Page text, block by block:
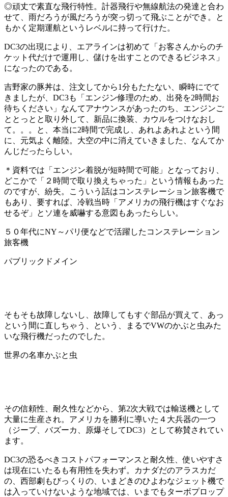
◎頑丈で素直な飛行特性。計器飛行や無線航法の発達と合わ
せて、雨だろうが風だろうが突っ切って飛ぶことができ。と
もかく定期運航というレベルに持って行けた。
DC3の出現により、エアラインは初めて「お客さんからのチ
ケット代だけで運用し、儲けを出すことのできるビジネス」
になったのである。
吉野家の豚丼は、注文してから1分もたたない、瞬時にでて
きましたが、DC3も「エンジン修理のため、出発を2時間お
待ちください」なんてアナウンスがあったのち、エンジンご
ととっとと取り外して、新品に換装、カウルをつけなおし
て。。。と、本当に2時間で完成し、あれよあれよという間
に、元気よく離陸。大空の中に消えていきました、なんてか
んじだったらしい。
＊資料では「エンジン着脱が短時間で可能」となっており、
どこかで「２時間で取り換えちゃった」という情報もあった
のですが、紛失。こういう話はコンステレーション旅客機で
もあり、要すれば、冷戦当時「アメリカの飛行機はすぐなお
せるぞ」とソ連を威嚇する意図もあったらしい。
５０年代にNY～パリ便などで活躍したコンステレーション
旅客機
パブリックドメイン
そもそも故障しないし、故障してもすぐ部品が買えて、あっ
という間に直しちゃう、という、まるでVWのかぶと虫みた
いな飛行機だったのでした。
世界の名車かぶと虫
その信頼性、耐久性などから、第2次大戦では輸送機として
大量に生産され。アメリカを勝利に導いた４大兵器の一つ
（ジープ、バズーカ、原爆そしてDC3）として称賛されてい
ます。
DC3の恐るべきコストパフォーマンスと耐久性、使いやすさ
は現在にいたるも有用性を失わず。カナダだのアラスカだ
の、西部劇もびっくりの、いまどきのひよわなジェット機で
は入っていけないような地域では、いまでもターボプロップ